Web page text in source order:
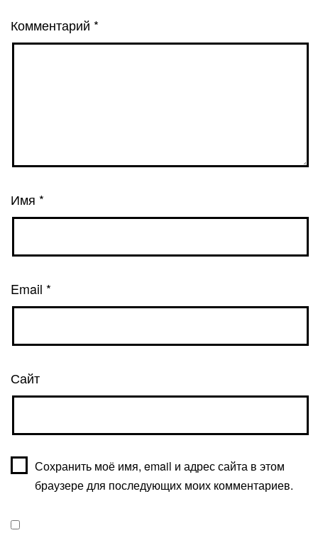
Комментарий *
Имя *
Email *
Сайт
Сохранить моё имя, email и адрес сайта в этом
браузере для последующих моих комментариев.